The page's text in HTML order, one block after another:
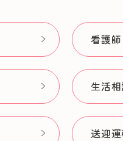
看護師
生活
送迎